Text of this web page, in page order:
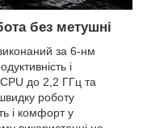
без метушні
за 6-нм
і
до 2,2 ГГц та
роботу
і комфорт у